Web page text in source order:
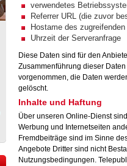
verwendetes
Referrer URL (die zuvor
Hostame des
Uhrzeit der Serveranfrage
Diese Daten sind für den
Zusammenführung dieser
vorgenommen, die Daten
gelöscht.
Inhalte und Haftung
Über unseren Online-Dienst
Werbung und Internetseiten
Fremdbeiträge sind im Sinne
Angebote Dritter sind nicht
Nutzungsbedingungen.